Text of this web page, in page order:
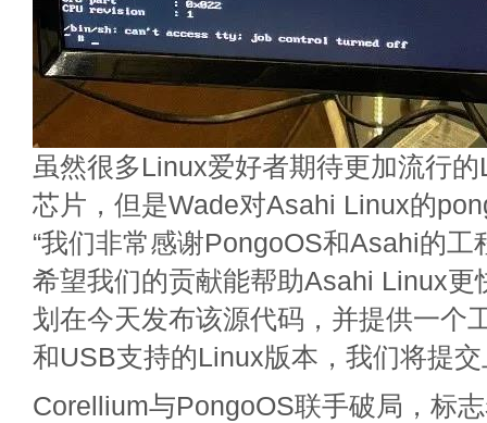
虽然很多Linux爱好者期待更加流行
芯片，但是Wade对Asahi Linux的
“我们非常感谢PongoOS和Asahi的工
希望我们的贡献能帮助Asahi Linux更
划在今天发布该源代码，并提供一
和USB支持的Linux版本，我们将提交
Corellium与PongoOS联手破局，标